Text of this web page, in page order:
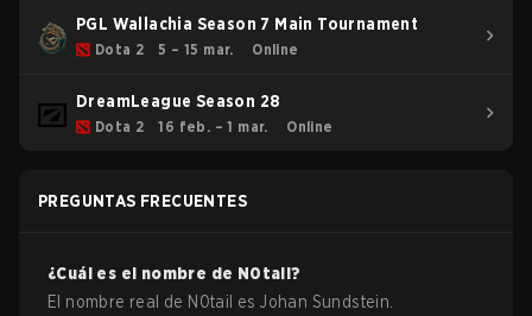
PGL Wallachia Season 7 Main Tournament
Dota 2 5 – 15 mar. Online
DreamLeague Season 28
Dota 2 16 feb. – 1 mar. Online
PREGUNTAS FRECUENTES
¿Cuál es el nombre de N0tail?
El nombre real de N0tail esJohan Sundstein